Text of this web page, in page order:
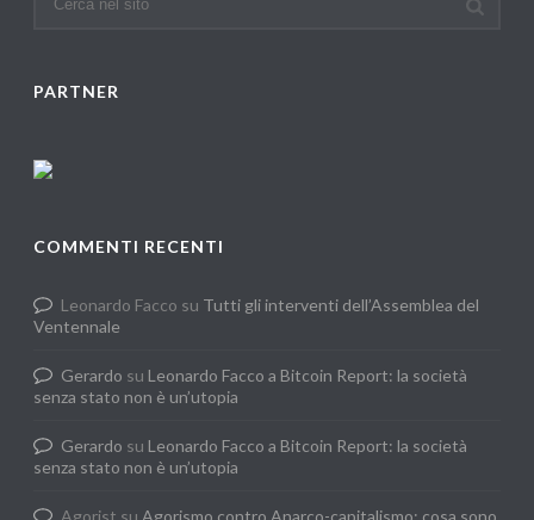
PARTNER
COMMENTI RECENTI
Leonardo Facco su Tutti gli interventi dell’Assemblea del
Ventennale
Gerardo su Leonardo Facco a Bitcoin Report: la società
senza stato non è un’utopia
Gerardo su Leonardo Facco a Bitcoin Report: la società
senza stato non è un’utopia
Agorist su Agorismo contro Anarco-capitalismo: cosa sono